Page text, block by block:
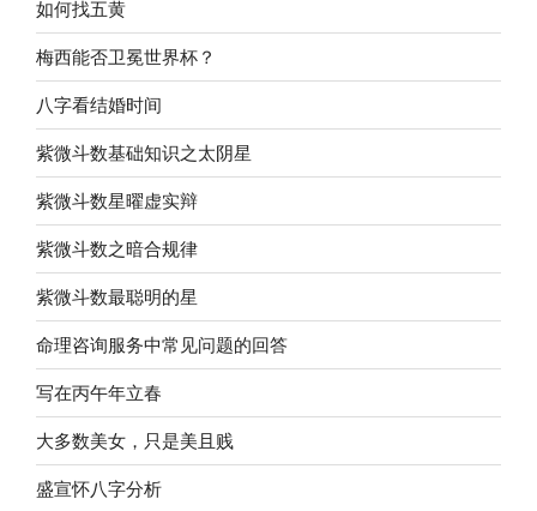
如何找五黄
梅西能否卫冕世界杯？
八字看结婚时间
紫微斗数基础知识之太阴星
紫微斗数星曜虚实辩
紫微斗数之暗合规律
紫微斗数最聪明的星
命理咨询服务中常见问题的回答
写在丙午年立春
大多数美女，只是美且贱
盛宣怀八字分析